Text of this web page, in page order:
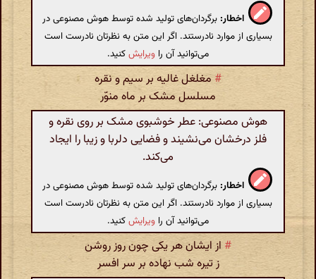
اخطار: برگردان‌های تولید شده توسط هوش مصنوعی در
بسیاری از موارد نادرستند. اگر این متن به نظرتان نادرست است
می‌توانید آن را ویرایشکنید.
# مغلغل غالیه بر سیم و نقره
مسلسل مشک بر ماه منوّر
هوش مصنوعی: عطر خوشبوی مشک بر روی نقره و
فلز درخشان می‌نشیند و فضایی دلربا و زیبا را ایجاد
می‌کند.
اخطار: برگردان‌های تولید شده توسط هوش مصنوعی در
بسیاری از موارد نادرستند. اگر این متن به نظرتان نادرست است
می‌توانید آن را ویرایشکنید.
# از ایشان هر یکی چون روز روشن
ز تیره شب نهاده بر سر افسر